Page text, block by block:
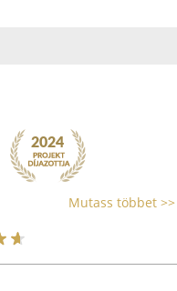
Mutass többet >>